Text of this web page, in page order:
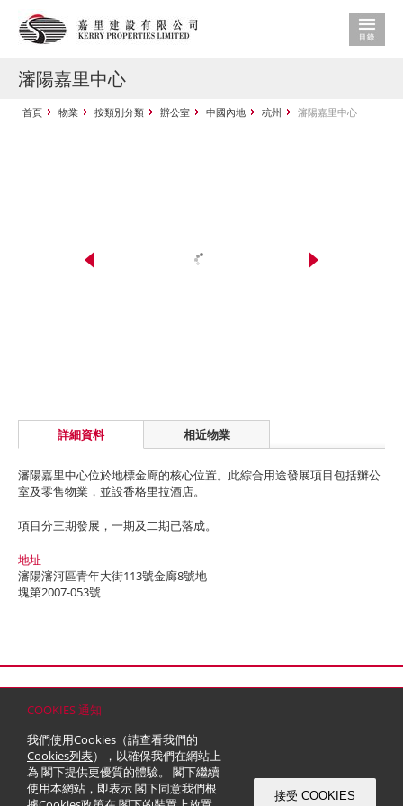
COOKIES 通知
我們使用Cookies（請查看我們的
Cookies列表），以確保我們在網站上
為 閣下提供更優質的體驗。 閣下繼續
使用本網站，即表示 閣下同意我們根
接受 COOKIES
瀋陽嘉里中心
首頁 物業 按類別分類 辦公室 中國內地 杭州 瀋陽嘉里中心
詳細資料 相近物業
瀋陽嘉里中心位於地標金廊的核心位置。此綜合用途發展項目包括辦公
室及零售物業，並設香格里拉酒店。
項目分三期發展，一期及二期已落成。
地址
瀋陽瀋河區青年大街113號金廊8號地
塊第2007-053號
© 2026 嘉里建設有限公司 (於百慕達註冊成立之有限公司)